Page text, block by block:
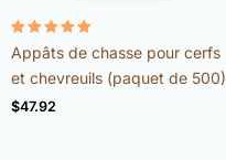
Note
4.98
sur 5
Appâts de chasse pour cerfs
et chevreuils (paquet de 500)
$47.92